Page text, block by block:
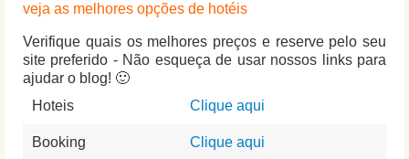
veja as melhores opções de hotéis
Verifique quais os melhores preços e reserve pelo seu
site preferido - Não esqueça de usar nossos links para
ajudar o blog! 🙂
Hoteis
Clique aqui
Booking Clique aqui